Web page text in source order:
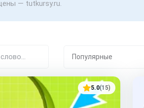
— tutkursy.ru.
5.0(15)